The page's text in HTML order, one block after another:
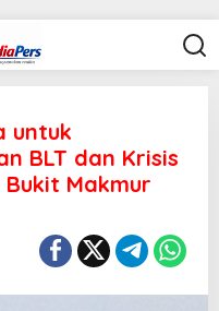
untuk
BLT dan Krisis
Makmur